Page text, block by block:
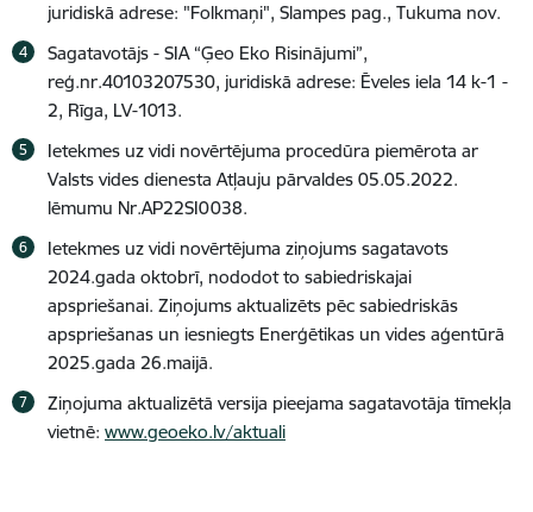
juridiskā adrese: "Folkmaņi", Slampes pag., Tukuma nov.
Sagatavotājs - SIA “Ģeo Eko Risinājumi”,
reģ.nr.40103207530, juridiskā adrese: Ēveles iela 14 k-1 -
2, Rīga, LV-1013.
Ietekmes uz vidi novērtējuma procedūra piemērota ar
Valsts vides dienesta Atļauju pārvaldes 05.05.2022.
lēmumu Nr.AP22SI0038.
Ietekmes uz vidi novērtējuma ziņojums sagatavots
2024.gada oktobrī, nododot to sabiedriskajai
apspriešanai. Ziņojums aktualizēts pēc sabiedriskās
apspriešanas un iesniegts Enerģētikas un vides aģentūrā
2025.gada 26.maijā.
Ziņojuma aktualizētā versija pieejama sagatavotāja tīmekļa
vietnē: www.geoeko.lv/aktuali